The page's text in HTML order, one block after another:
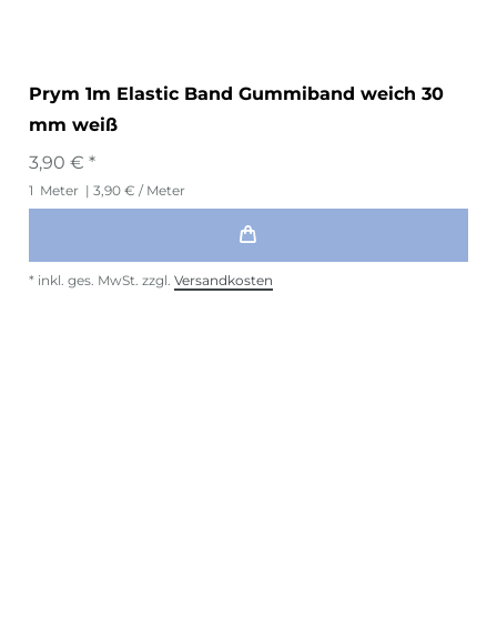
Prym 1m Elastic Band Gummiband weich 30
mm weiß
3,90 € *
1 Meter | 3,90 € / Meter
* inkl. ges. MwSt. zzgl. Versandkosten